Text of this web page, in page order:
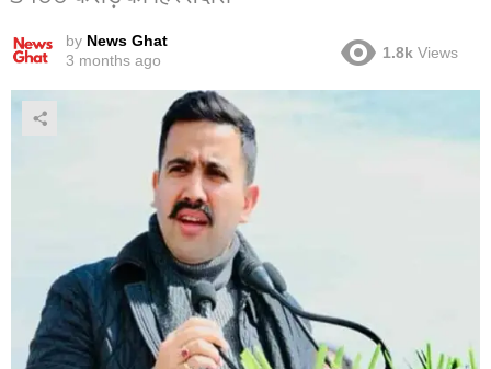
by News Ghat
3 months ago
1.8k Views